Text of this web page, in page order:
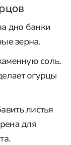
дно банки
зерна.
соль.
огурцы
листья
для